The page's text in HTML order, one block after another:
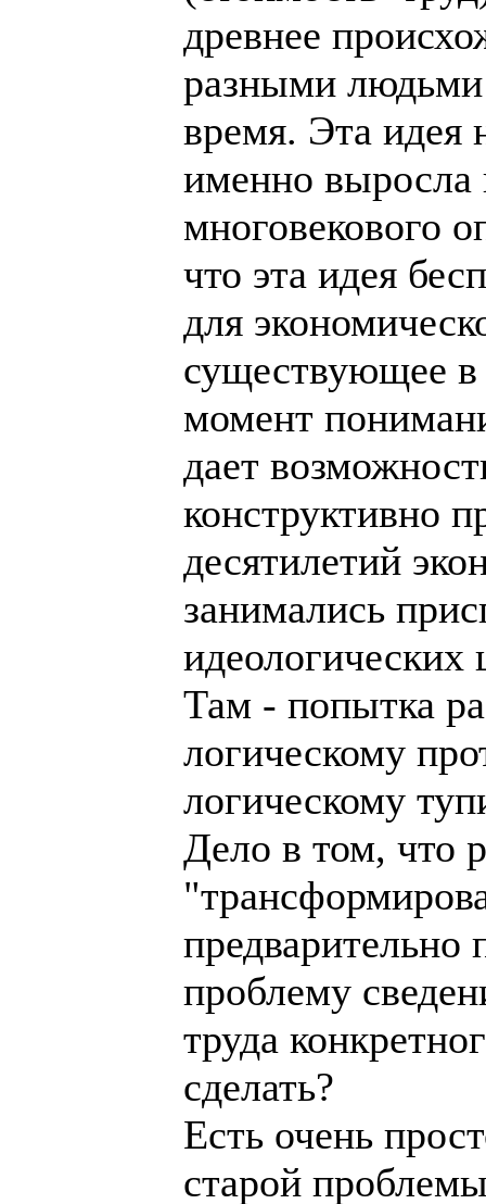
древнее
разными людьми
время. Эта
именно выросла
многовекового
что эта идея
для
существующее
момент
дает
конструктивно
десятилетий
занимались
идеологических
Там - попытка
логическому
логическому
Дело в том, что
предварительно
проблему
труда
сделать?
Есть очень
старой